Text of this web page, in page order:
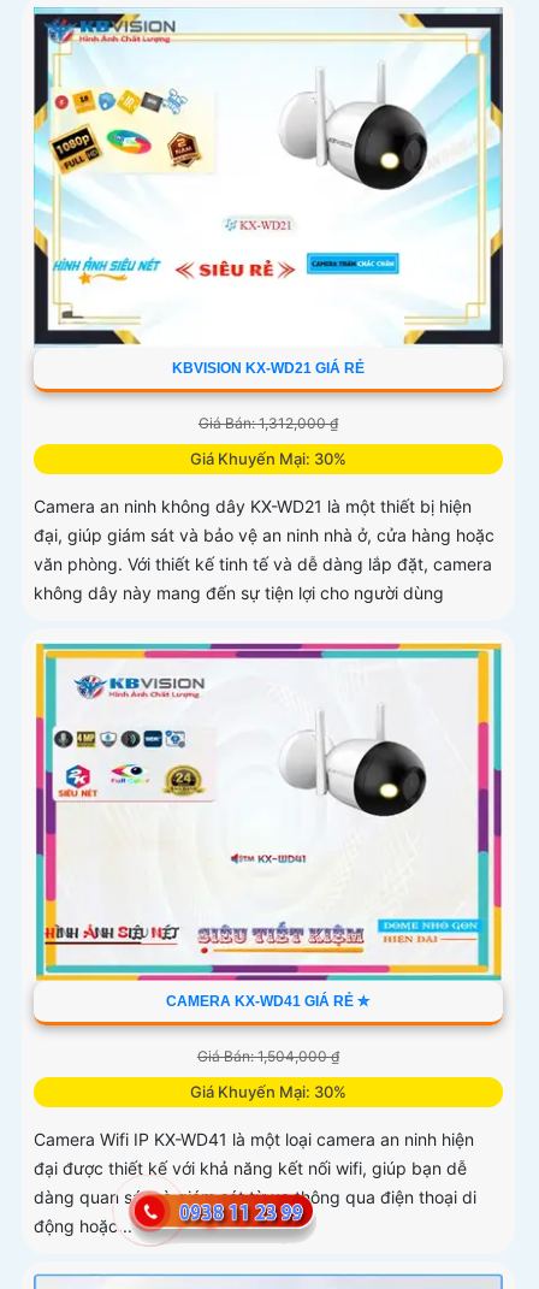
KBVISION KX-WD21 GIÁ RẺ
Giá Bán: 1,312,000 ₫
Giá Khuyến Mại: 30%
Camera an ninh không dây KX-WD21 là một thiết bị hiện
đại, giúp giám sát và bảo vệ an ninh nhà ở, cửa hàng hoặc
văn phòng. Với thiết kế tinh tế và dễ dàng lắp đặt, camera
không dây này mang đến sự tiện lợi cho người dùng
CAMERA KX-WD41 GIÁ RẺ ✮
Giá Bán: 1,504,000 ₫
Giá Khuyến Mại: 30%
Camera Wifi IP KX-WD41 là một loại camera an ninh hiện
đại được thiết kế với khả năng kết nối wifi, giúp bạn dễ
dàng quan sát và giám sát từ xa thông qua điện thoại di
động hoặc...